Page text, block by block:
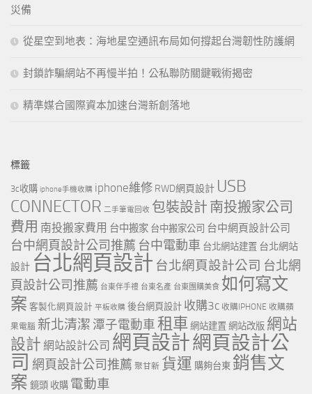
災備
從星空到地表：海地星空通訊布局如何撐起台灣韌性防護網
封鎖詐騙網站不再慢半拍！公私聯防關鍵戰術揭密
精準媒合國際資本加速台灣新創落地
標籤
3c收購 iphone手機收購 iphone維修 RWD網頁設計 USB
CONNECTOR 二手筆電回收 包裝設計 南投搬家公司
費用 南投搬家費用 台中搬家 台中搬家公司 台中網頁設計公司
台中網頁設計公司推薦 台中電動車 台北網站建置 台北網站
設計 台北網頁設計 台北網頁設計公司 台北網
頁設計公司推薦 台東伴手禮 台東名產 台東團購美食 如何寫文
案 客製化網頁設計 平板收購 後台網頁設計 收購3c 收購IPHONE 收購蘋
果電腦 新北清潔 潭子電動車租車 網站建置 網站改版 網站
設計 網站設計公司 網頁設計網頁設計公
司 網頁設計公司推薦 聚甘新 貨運 購夠台東 銷售文
案 鏡頭 收購 電動車